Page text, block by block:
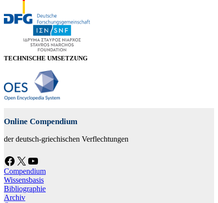
TECHNISCHE UMSETZUNG
Online Compendium
der deutsch-griechischen Verflechtungen
Facebook X YouTube
Compendium
Wissensbasis
Bibliographie
Archiv